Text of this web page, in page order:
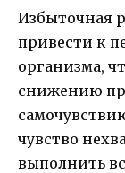
Избыточная
привести к
организма,
снижению
чувство
выполнить